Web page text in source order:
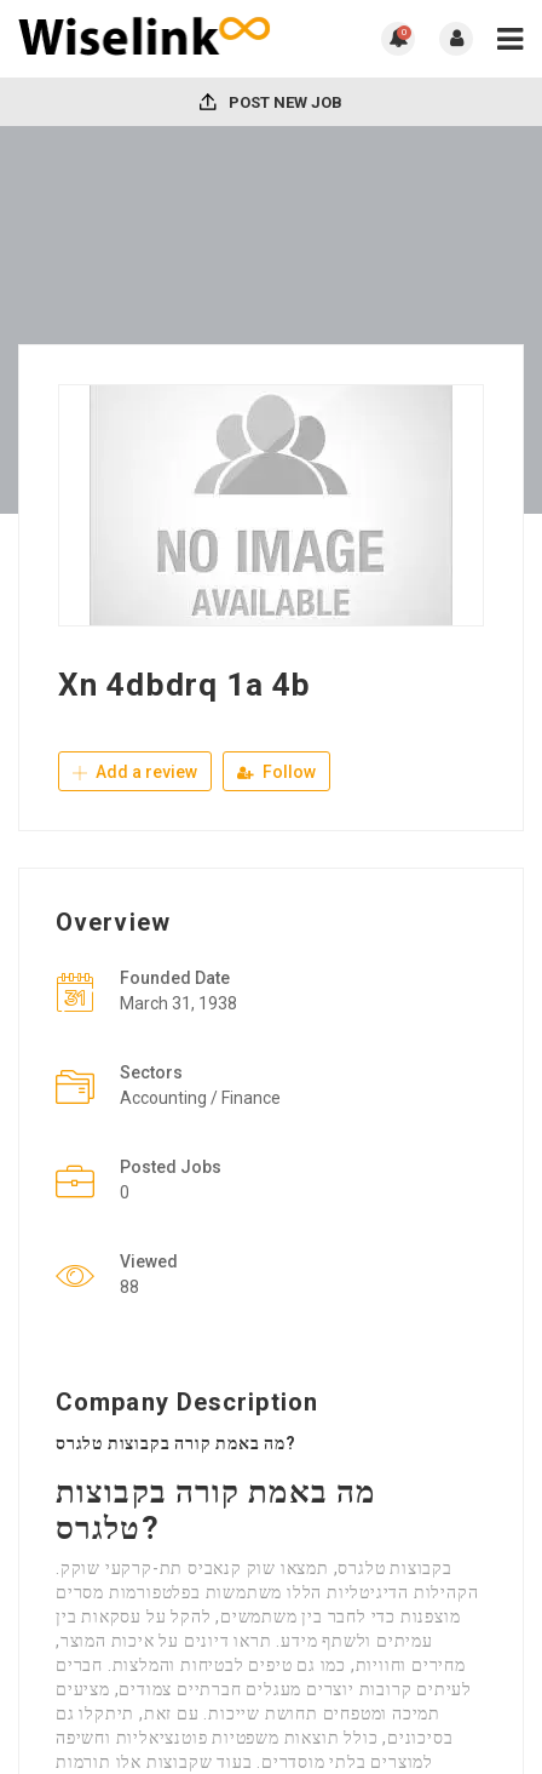
0
POST NEW JOB
Xn 4dbdrq 1a 4b
Add a review Follow
Overview
Founded Date
March 31, 1938
Sectors
Accounting / Finance
Posted Jobs
0
Viewed
88
Company Description
מה באמת קורה בקבוצות טלגרס?
מה באמת קורה בקבוצות
טלגרס?
בקבוצות טלגרס, תמצאו שוק קנאביס תת-קרקעי שוקק.
הקהילות הדיגיטליות הללו משתמשות בפלטפורמות מסרים
מוצפנות כדי לחבר בין משתמשים, להקל על עסקאות בין
עמיתים ולשתף מידע. תראו דיונים על איכות המוצר,
מחירים וחוויות, כמו גם טיפים לבטיחות והמלצות. חברים
לעיתים קרובות יוצרים מעגלים חברתיים צמודים, מציעים
תמיכה ומטפחים תחושת שייכות. עם זאת, תיתקלו גם
בסיכונים, כולל תוצאות משפטיות פוטנציאליות וחשיפה
למוצרים בלתי מוסדרים. בעוד שקבוצות אלו תורמות